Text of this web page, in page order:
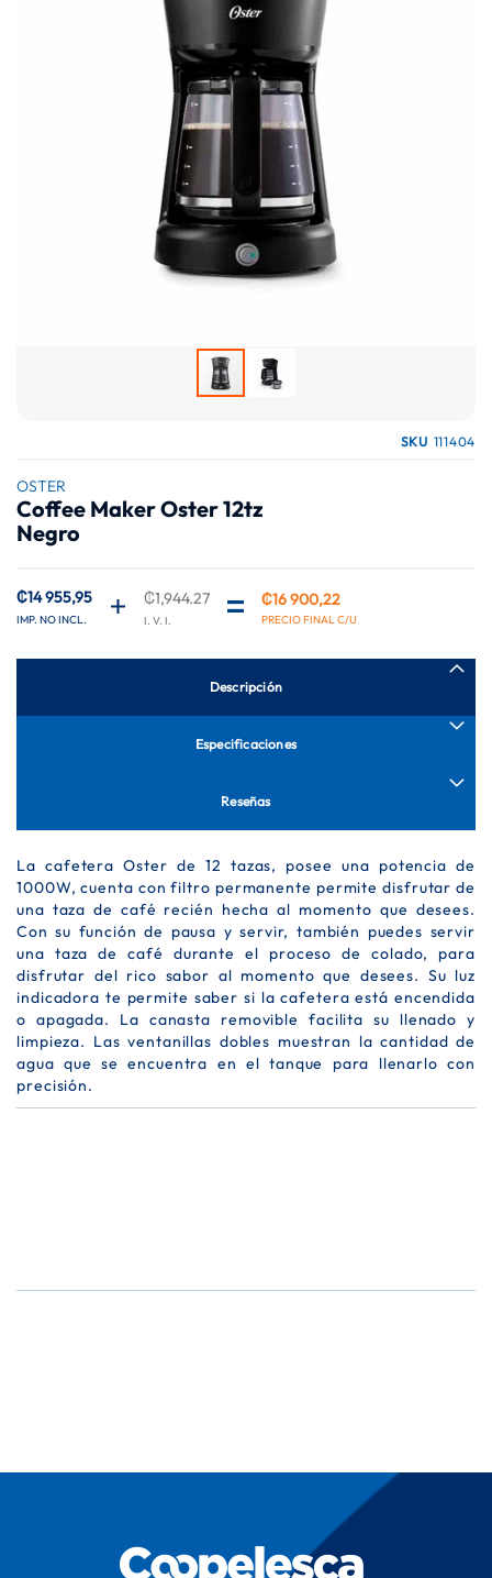
SKU 111404
OSTER
Coffee Maker Oster 12tz
Negro
₡16 900,22
₡1,944.27
₡14 955,95
comienzo
de
la
galería
imágenes
Descripción
La cafetera Oster de 12 tazas, posee una potencia de
1000W, cuenta con filtro permanente permite disfrutar de
una taza de café recién hecha al momento que desees.
Con su función de pausa y servir, también puedes servir
una taza de café durante el proceso de colado, para
disfrutar del rico sabor al momento que desees. Su luz
indicadora te permite saber si la cafetera está encendida
o apagada. La canasta removible facilita su llenado y
limpieza. Las ventanillas dobles muestran la cantidad de
agua que se encuentra en el tanque para llenarlo con
precisión.
Especificaciones
Reseñas